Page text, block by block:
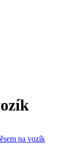
na vozík